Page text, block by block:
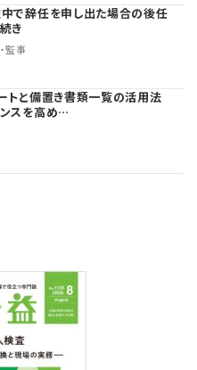
で辞任を申し出た場合の後任
き
監事
トと備置き書類一覧の活用法
スを高め…